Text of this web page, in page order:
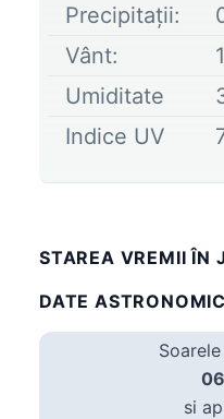
Precipitații:
Vânt:
Umiditate
Indice UV
STAREA VREMII ÎN
DATE
si